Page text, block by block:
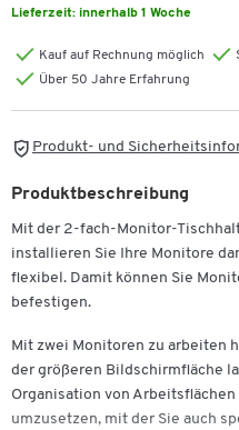
Lieferzeit: innerhalb 1 Woche
Kauf auf Rechnung möglich
Über 50 Jahre Erfahrung
Produkt- und
Produktbeschreibung
Mit der 2-fach-Monitor-
installieren Sie Ihre Monitore
flexibel. Damit können Sie
befestigen.
Mit zwei Monitoren zu arbeiten
der größeren Bildschirmfläche
Organisation von
umzusetzen, mit der Sie auch